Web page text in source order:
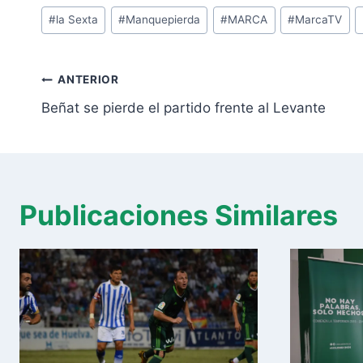
Etiquetas
de
entrada:
#la Sexta #Manquepierda #MARCA #MarcaTV
Navegación
de
ANTERIOR
Beñat se pierde el partido frente al Levante
Publicaciones Similares